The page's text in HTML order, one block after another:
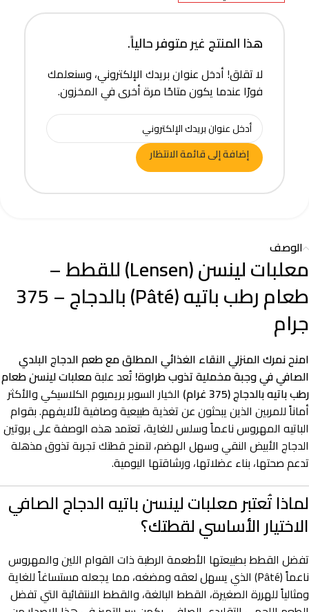
هذا المنتج غير متوفر حالياً.
لا تقلق! أدخل عنوان بريدك الإلكتروني، وسنعلمك
فورًا عندما يكون متاحًا مرة أخرى في المخزون.
إضافة إلى قائمة الانتظار
الوصف
معلبات لينسن (Lensen) للقطط –
طعام رطب باتيه (Pâté) بالدجاج – 375
جرام
امنح نمرك المنزلي النقاء الغذائي المطلق مع طعم الدجاج البلدي
الصافي في وجبة مخملية تذوب طراوة! تُعد علبةمعلبات لينسن طعام
رطب باتيه بالدجاج (375 غرام)
الخيار السوبر بريميوم الكلاسيكي والأكثر
أماناً للمربين الذين يبحثون عن تغذية طبيعية وصافية لألايفهم. بقوام
الباتيه المهروس ناعماً وسلس للغاية، تعتمد هذه الوصفة على بروتين
الدجاج الأبيض النقي وسهل الهضم، لتمنح قطتك تجربة تذوق مذهلة
تدعم صحتها، بناء عضلاتها، ورشاقتها اليومية.
لماذا تُعتبر معلبات لينسن باتيه الدجاج الصافي
الاختيار الأساسي لقطتك؟
تفضل القطط بطبيعتها الأطعمة الرطبة ذات القوام اللين والمهروس
ناعماً (Pâté) الذي يسهل لعقه ومضغه، مما يجعله مستساغاً للغاية
ومثالياً للهررة الصغيرة، القطط البالغة، والقطط الانتقائية التي تفضل